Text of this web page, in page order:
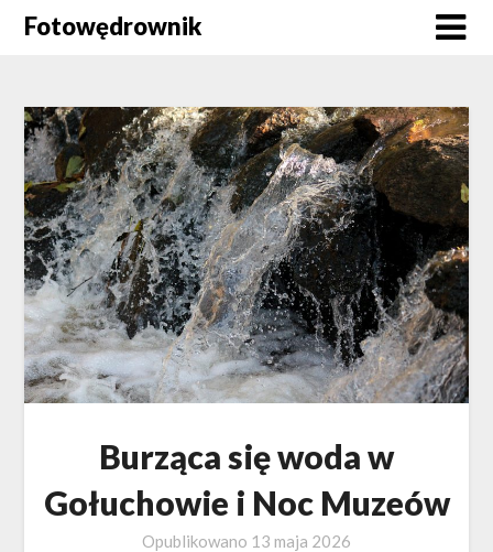
SkipFotowędrownik
Burząca się woda w
Gołuchowie i Noc Muzeów
Opublikowano 13 maja 2026